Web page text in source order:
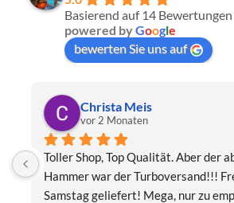
Basierend auf 14 Bewertungen
powered byGoogle
bewerten Sie uns auf
Christa Meis
vor 2 Monaten
Toller Shop, Top Qualität. Aber der
Hammer war der Turboversand!!!
Samstag geliefert! Mega, nur zu